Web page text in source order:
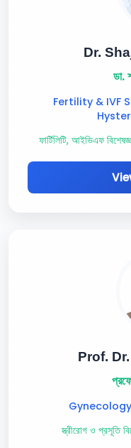
Dr.
ডা.
Fertility & IVF
ফার্টিলিটি, আইভিএফ
Prof.
স্ত্রীরোগ ও প্রসূতি